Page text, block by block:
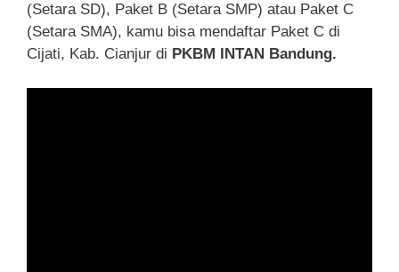
(Setara SD), Paket B (Setara SMP) atau Paket C
(Setara SMA), kamu bisa mendaftar Paket C di
Cijati, Kab. Cianjur di PKBM INTAN Bandung.